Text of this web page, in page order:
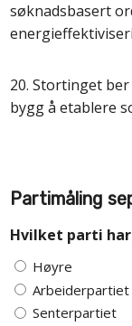
søknadsbasert
20. Stortinget
bygg å etablere
Partimåling
Hvilket parti
Høyre
Arbeiderpartiet
Senterpartiet